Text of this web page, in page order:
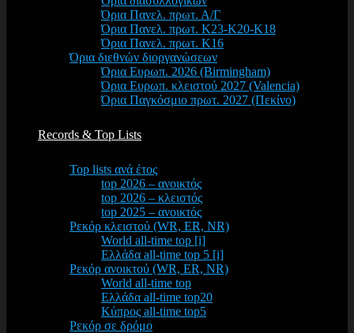
Όρια Πανελ. πρωτ. Α/Γ
Όρια Πανελ. πρωτ. Κ23-Κ20-Κ18
Όρια Πανελ. πρωτ. Κ16
Όρια διεθνών διοργανώσεων
Όρια Ευρωπ. 2026 (Birmingham)
Όρια Ευρωπ. κλειστού 2027 (Valencia)
Όρια Παγκόσμιο πρωτ. 2027 (Πεκίνο)
Records & Top Lists
Top lists ανά έτος
top 2026 – ανοικτός
top 2026 – κλειστός
top 2025 – ανοικτός
Ρεκόρ κλειστού (WR, ER, NR)
World all-time top [i]
Ελλάδα all-time top 5 [i]
Ρεκόρ ανοικτού (WR, ER, NR)
World all-time top
Ελλάδα all-time top20
Κύπρος all-time top5
Ρεκόρ σε δρόμο